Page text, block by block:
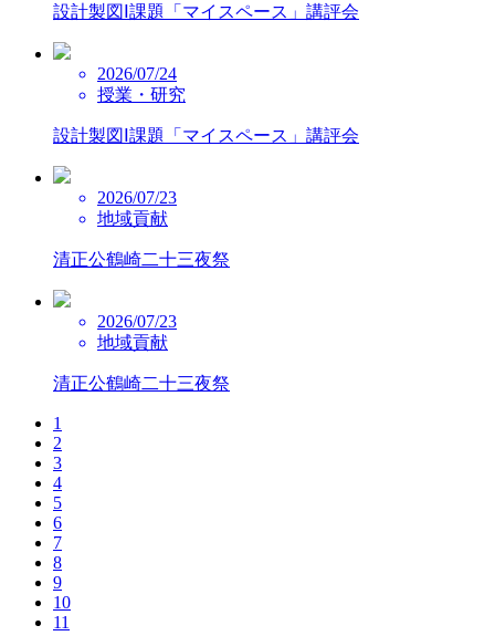
設計製図Ⅰ課題「マイスペース」講評会
2026/07/24
授業・研究
設計製図Ⅰ課題「マイスペース」講評会
2026/07/23
地域貢献
清正公鶴崎二十三夜祭
2026/07/23
地域貢献
清正公鶴崎二十三夜祭
1
2
3
4
5
6
7
8
9
10
11